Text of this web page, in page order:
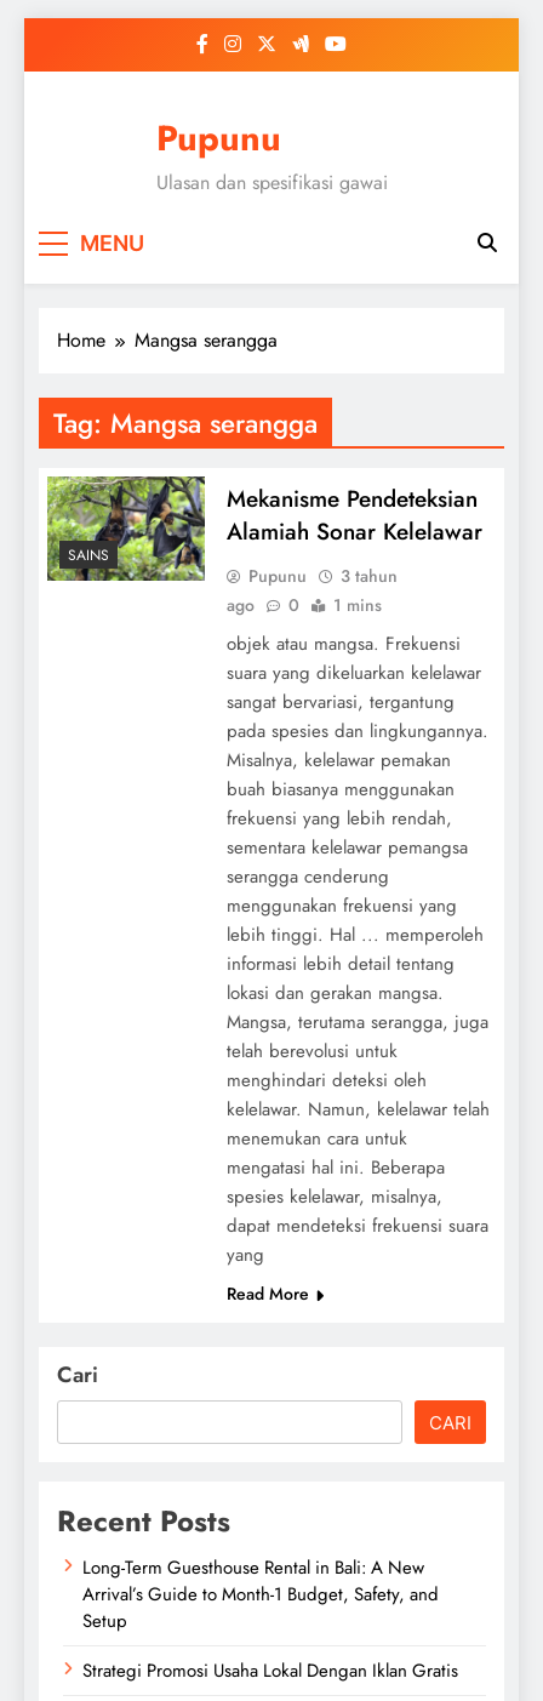
Pupunu
Ulasan dan spesifikasi gawai
MENU
Home Mangsa serangga
Tag: Mangsa serangga
SAINS
Mekanisme Pendeteksian
Alamiah Sonar Kelelawar
Pupunu
3 tahun
ago
0 1 mins
objek atau mangsa. Frekuensi
suara yang dikeluarkan kelelawar
sangat bervariasi, tergantung
pada spesies dan lingkungannya.
Misalnya, kelelawar pemakan
buah biasanya menggunakan
frekuensi yang lebih rendah,
sementara kelelawar pemangsa
serangga cenderung
menggunakan frekuensi yang
lebih tinggi. Hal ... memperoleh
informasi lebih detail tentang
lokasi dan gerakan mangsa.
Mangsa, terutama serangga, juga
telah berevolusi untuk
menghindari deteksi oleh
kelelawar. Namun, kelelawar telah
menemukan cara untuk
mengatasi hal ini. Beberapa
spesies kelelawar, misalnya,
dapat mendeteksi frekuensi suara
yang
Read More
Cari
CARI
Recent Posts
Long-Term Guesthouse Rental in Bali: A New
Arrival’s Guide to Month-1 Budget, Safety, and
Setup
Strategi Promosi Usaha Lokal Dengan Iklan Gratis